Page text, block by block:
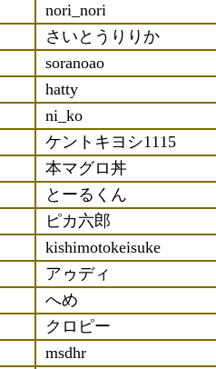
nori_nori
さいとうりりか
soranoao
hatty
ni_ko
ケントキヨシ1115
本マグロ丼
とーるくん
ピカ六郎
kishimotokeisuke
アゥディ
へめ
クロピー
msdhr